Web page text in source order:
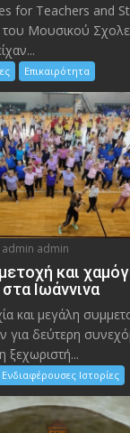
for Teachers and
του Μουσικού
Επικαιρότητα
admin admin
και
Ιωάννινα
και μεγάλη
για δεύτερη
ξεχωριστή...
Ενδιαφέρουσες Ιστορίες